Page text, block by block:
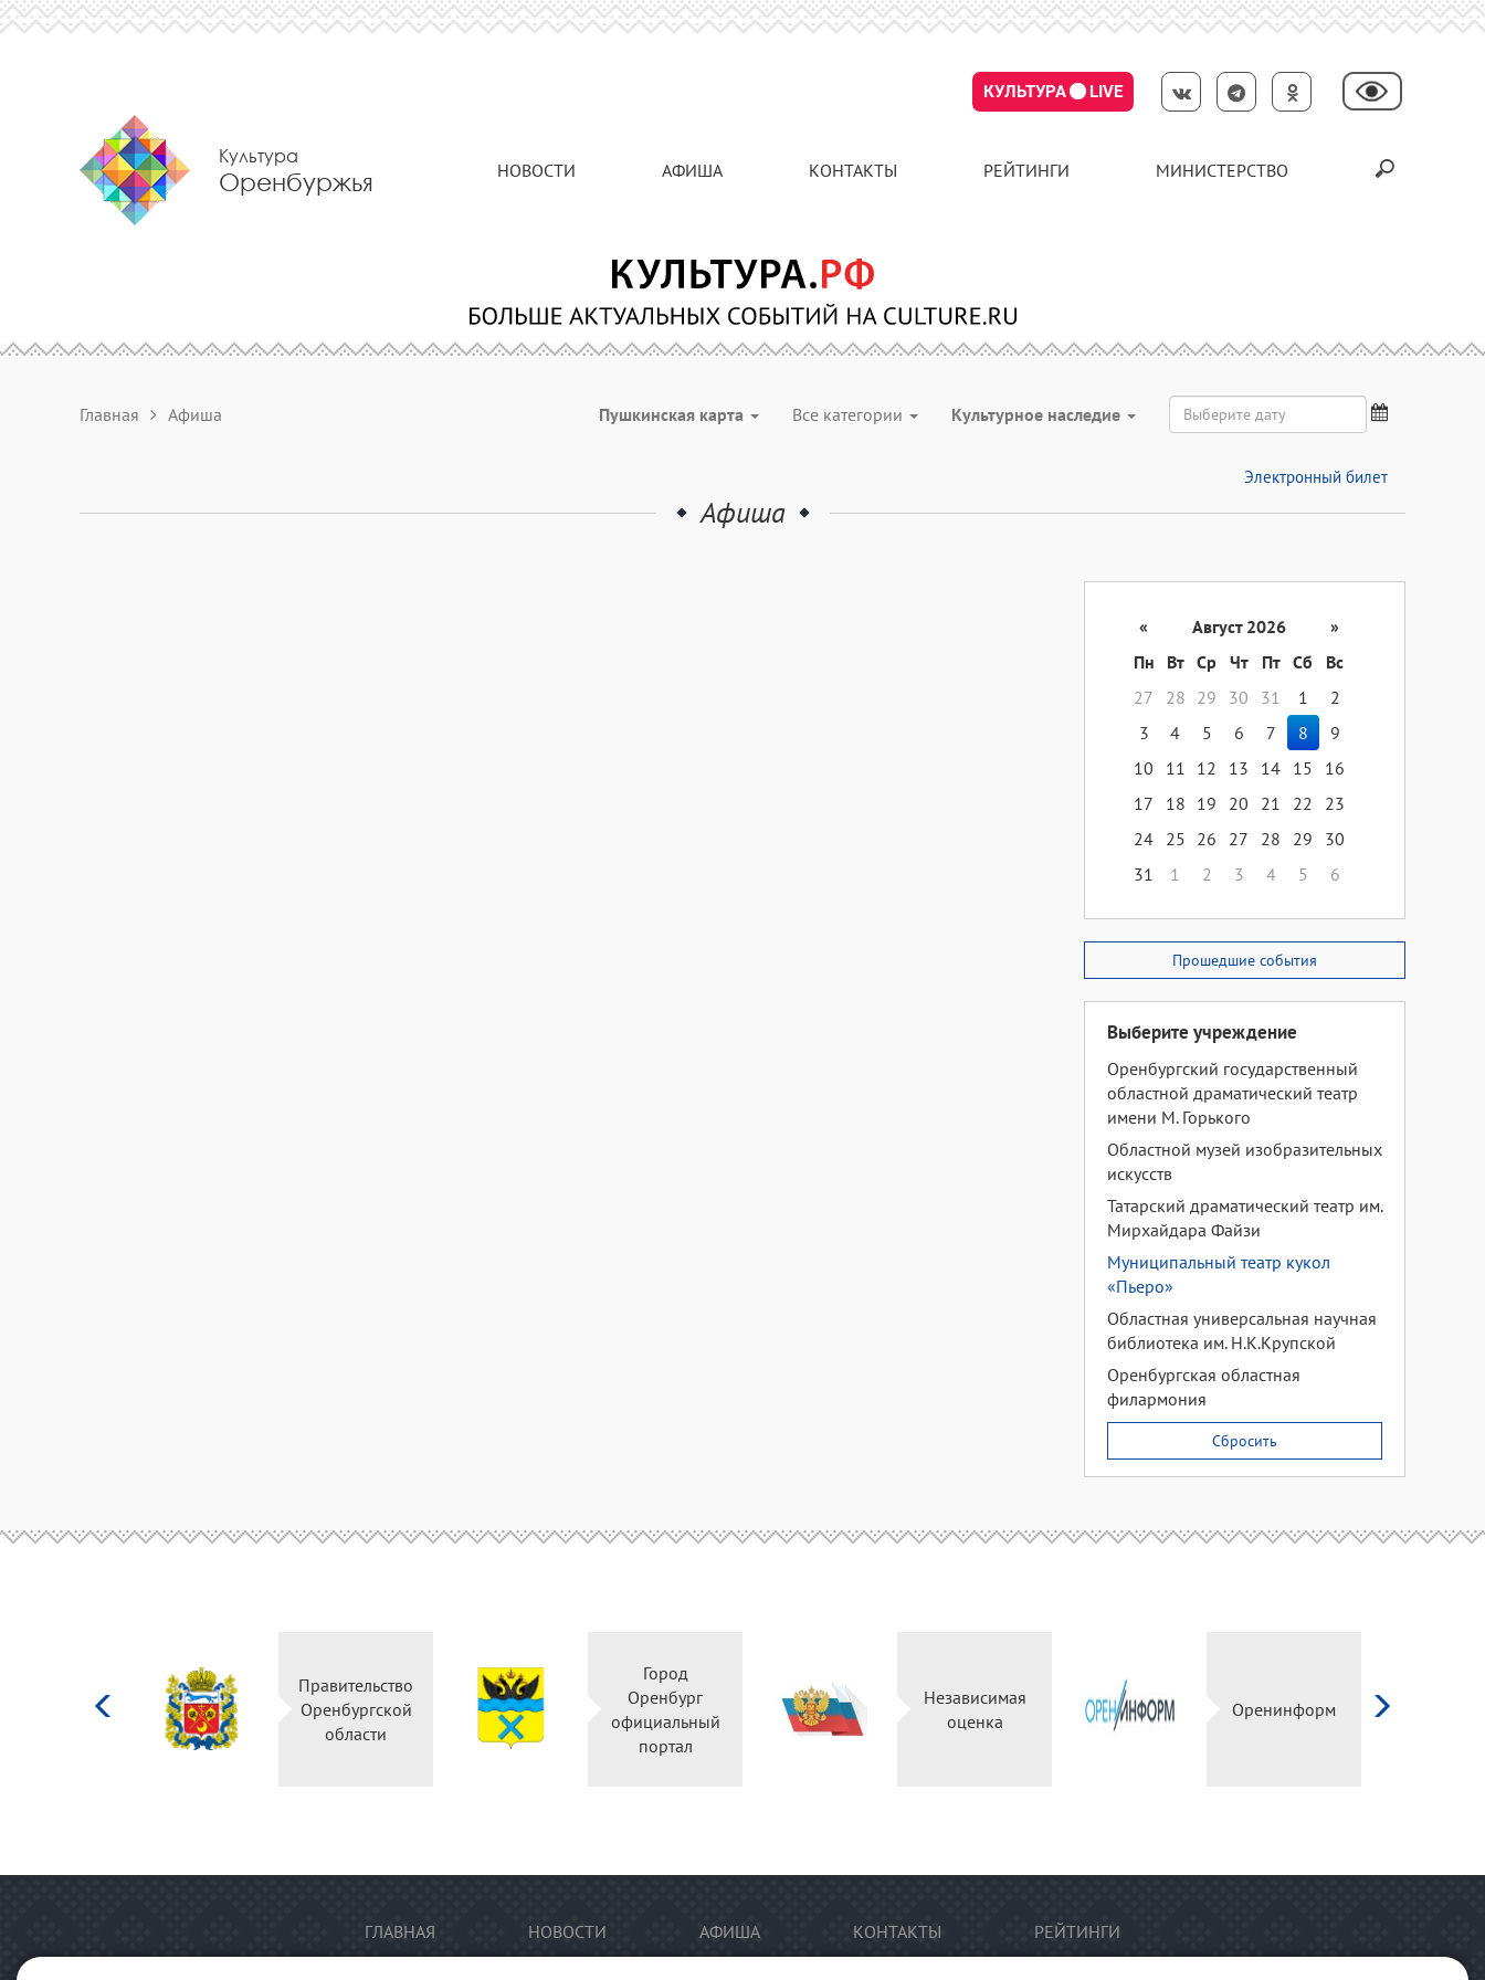
КУЛЬТУРА LIVE
Культура
Оренбуржья НОВОСТИ АФИША КОНТАКТЫ РЕЙТИНГИ МИНИСТЕРСТВО
Главная Афиша Пушкинская карта Все категории Культурное наследие
Электронный билет
Афиша
« Август 2026
»
Пн
Вт Ср Чт Пт Сб
Вс
27
28 29 30 31 1
2
3
4 5 6 7 8
9
10
11 12 13 14 15
16
17
18 19 20 21 22
23
24 25 26 27 28 29
30
31
1 2 3 4 5 6
Прошедшие события
Выберите учреждение
Оренбургский государственный
областной драматический театр
имени М. Горького
Областной музей изобразительных
искусств
Татарский драматический театр им.
Мирхайдара Файзи
Муниципальный театр кукол
«Пьеро»
Областная универсальная научная
библиотека им. Н.К.Крупской
Оренбургская областная
филармония
Сбросить
Правительство
Оренбургской
области
Город
Оренбург
официальный
портал
Независимая
оценка
Оренинформ
ГЛАВНАЯ НОВОСТИ АФИША КОНТАКТЫ РЕЙТИНГИ